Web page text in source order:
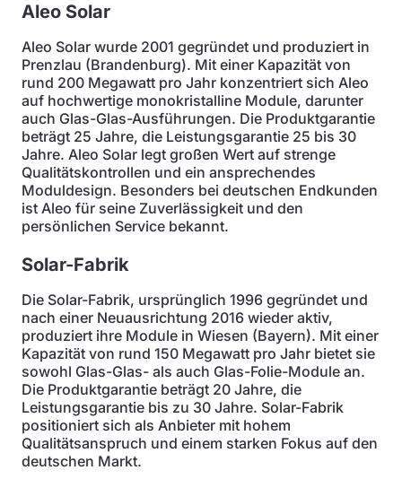
Aleo Solar
Aleo Solar wurde 2001 gegründet und produziert in
Prenzlau (Brandenburg). Mit einer Kapazität von
rund 200 Megawatt pro Jahr konzentriert sich Aleo
auf hochwertige monokristalline Module, darunter
auch Glas-Glas-Ausführungen. Die Produktgarantie
beträgt 25 Jahre, die Leistungsgarantie 25 bis 30
Jahre. Aleo Solar legt großen Wert auf strenge
Qualitätskontrollen und ein ansprechendes
Moduldesign. Besonders bei deutschen Endkunden
ist Aleo für seine Zuverlässigkeit und den
persönlichen Service bekannt.
Solar-Fabrik
Die Solar-Fabrik, ursprünglich 1996 gegründet und
nach einer Neuausrichtung 2016 wieder aktiv,
produziert ihre Module in Wiesen (Bayern). Mit einer
Kapazität von rund 150 Megawatt pro Jahr bietet sie
sowohl Glas-Glas- als auch Glas-Folie-Module an.
Die Produktgarantie beträgt 20 Jahre, die
Leistungsgarantie bis zu 30 Jahre. Solar-Fabrik
positioniert sich als Anbieter mit hohem
Qualitätsanspruch und einem starken Fokus auf den
deutschen Markt.